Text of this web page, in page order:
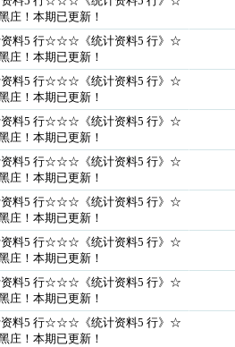
！本期已更新！
料5 行☆☆☆《统计资料5 行》☆
！本期已更新！
料5 行☆☆☆《统计资料5 行》☆
！本期已更新！
料5 行☆☆☆《统计资料5 行》☆
！本期已更新！
料5 行☆☆☆《统计资料5 行》☆
！本期已更新！
料5 行☆☆☆《统计资料5 行》☆
！本期已更新！
料5 行☆☆☆《统计资料5 行》☆
！本期已更新！
料5 行☆☆☆《统计资料5 行》☆
！本期已更新！
料5 行☆☆☆《统计资料5 行》☆
！本期已更新！